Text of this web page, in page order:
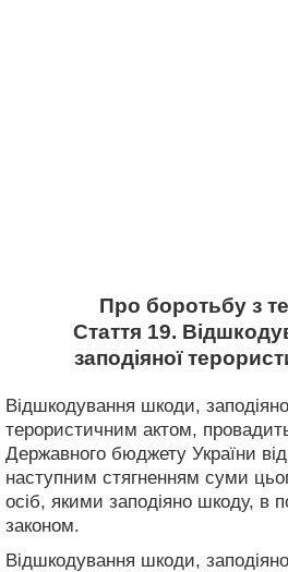
Про боротьбу з
Стаття 19.
заподіяної
Відшкодування шкоди,
терористичним актом,
Державного бюджету України
наступним стягненням суми
осіб, якими заподіяно шкоду, в
законом.
Відшкодування шкоди, заподіяної